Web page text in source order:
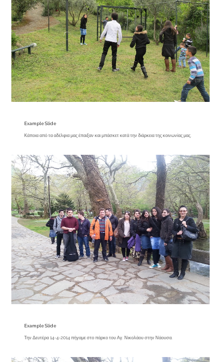
Example Slide
Κάποια από τα αδέλφια μας έπαιξαν και μπάσκετ κατά την διάρκεια της κοινωνίας μας.
Example Slide
Την Δευτέρα 14-4-2014 πήγαμε στο πάρκο του Αγ. Νικολάου στην Νάουσα.